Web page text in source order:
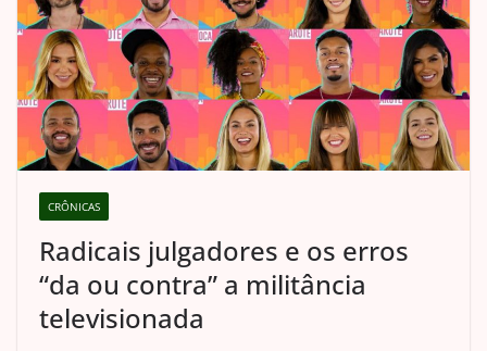
CRÔNICAS
Radicais julgadores e os erros
“da ou contra” a militância
televisionada